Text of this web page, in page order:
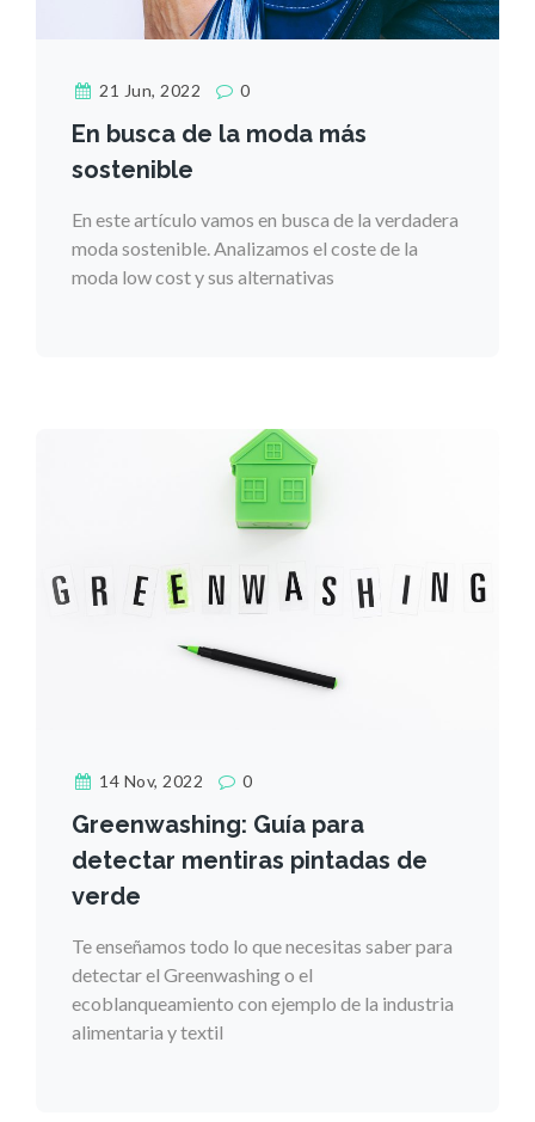
21 Jun, 2022 0
En busca de la moda más
sostenible
En este artículo vamos en busca de la verdadera
moda sostenible. Analizamos el coste de la
moda low cost y sus alternativas
14 Nov, 2022 0
Greenwashing: Guía para
detectar mentiras pintadas de
verde
Te enseñamos todo lo que necesitas saber para
detectar el Greenwashing o el
ecoblanqueamiento con ejemplo de la industria
alimentaria y textil